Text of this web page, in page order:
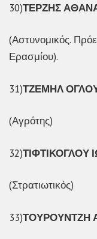
30)ΤΕΡΖΗΣ
(Αστυνομικός.
Ερασμίου).
31)ΤΖΕΜΗΛ
(Αγρότης)
32)ΤΙΦΤΙΚΟΓΛΟΥ
(Στρατιωτικός)
33)ΤΟΥΡΟΥΝΤΖΗ